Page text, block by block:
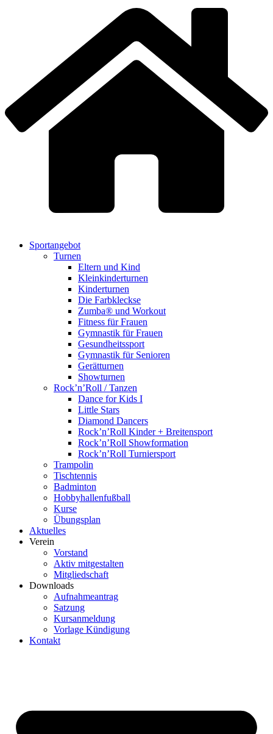
Sportangebot
Turnen
Eltern und Kind
Kleinkinderturnen
Kinderturnen
Die Farbkleckse
Zumba® und Workout
Fitness für Frauen
Gymnastik für Frauen
Gesundheitssport
Gymnastik für Senioren
Gerätturnen
Showturnen
Rock’n’Roll / Tanzen
Dance for Kids I
Little Stars
Diamond Dancers
Rock’n’Roll Kinder + Breitensport
Rock’n’Roll Showformation
Rock’n’Roll Turniersport
Trampolin
Tischtennis
Badminton
Hobbyhallenfußball
Kurse
Übungsplan
Aktuelles
Verein
Vorstand
Aktiv mitgestalten
Mitgliedschaft
Downloads
Aufnahmeantrag
Satzung
Kursanmeldung
Vorlage Kündigung
Kontakt